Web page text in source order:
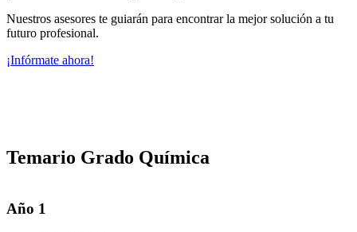
Nuestros asesores te guiarán para encontrar la mejor solución a tu
futuro profesional.
¡Infórmate ahora!
Temario Grado Química
Año 1